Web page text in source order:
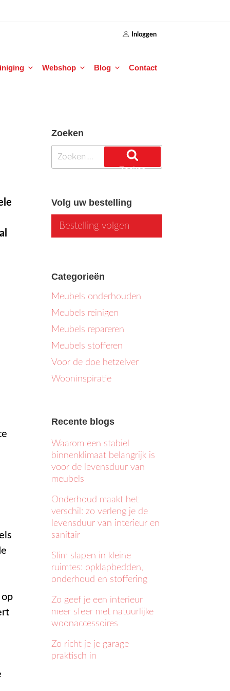
Inloggen
Webshop Blog Contact
Zoeken
Zoeken
naar:
Zoeken
Volg uw bestelling
Bestelling volgen
Categorieën
Meubels onderhouden
Meubels reinigen
Meubels repareren
Meubels stofferen
Voor de doe hetzelver
Wooninspiratie
Recente blogs
Waarom een stabiel
binnenklimaat belangrijk is
voor de levensduur van
meubels
Onderhoud maakt het
verschil: zo verleng je de
levensduur van interieur en
sanitair
Slim slapen in kleine
ruimtes: opklapbedden,
onderhoud en stoffering
Zo geef je een interieur
meer sfeer met natuurlijke
woonaccessoires
Zo richt je je garage
praktisch in